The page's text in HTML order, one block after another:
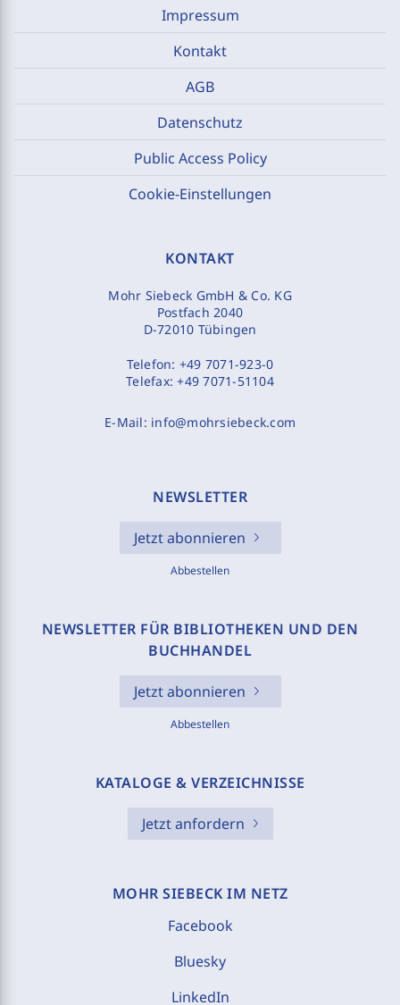
Impressum
Kontakt
AGB
Datenschutz
Public Access Policy
Cookie-Einstellungen
KONTAKT
Mohr Siebeck GmbH & Co. KG
Postfach 2040
D-72010 Tübingen
Telefon: +49 7071-923-0
Telefax:+49 7071-51104
E-Mail: info@mohrsiebeck.com
NEWSLETTER
Jetzt abonnieren
Abbestellen
NEWSLETTER FÜR BIBLIOTHEKEN UND DEN
BUCHHANDEL
Jetzt abonnieren
Abbestellen
KATALOGE & VERZEICHNISSE
Jetzt anfordern
MOHR SIEBECK IM NETZ
Facebook
Bluesky
LinkedIn